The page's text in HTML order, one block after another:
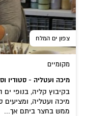
צפון ים המלח
מקומיים
מיכה ועטליה - סטודיו
בקיבוץ קליה, בנופי ים
מיכה ועטליה,
ממש בחצר ביתם אך...